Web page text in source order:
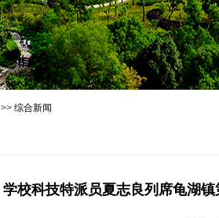
>> 综合新闻
学校科技特派员夏志良列席龟湖